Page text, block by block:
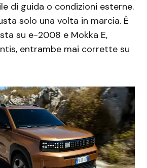
di guida o condizioni esterne.
solo una volta in marcia. È
su e-2008 e Mokka E,
entrambe mai corrette su